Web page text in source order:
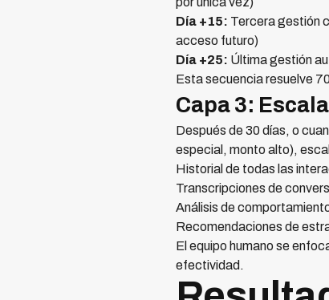
Día +15: Tercera gestión
acceso futuro)
Día +25: Última gestión
Esta secuencia resuelve
Capa 3:
Después de 30 días, o
especial, monto alto),
Historial de todas las
Transcripciones de
Análisis de
Recomendaciones de
El equipo humano se
efectividad.